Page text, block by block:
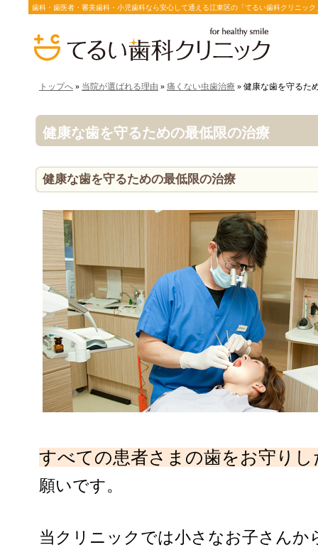
健康な歯を守るための最低限の治療
歯科・歯医者・審美歯科・小児歯科なら安心して通える江東区の「てるい歯科クリニック
トップへ » 当院が選ばれる理由 » 痛くない虫歯治療 » 健康な歯を守るた
健康な歯を守るための最低限の治療
すべての患者さまの歯をお守りし
願いです。
当クリニックでは小さなお子さんか